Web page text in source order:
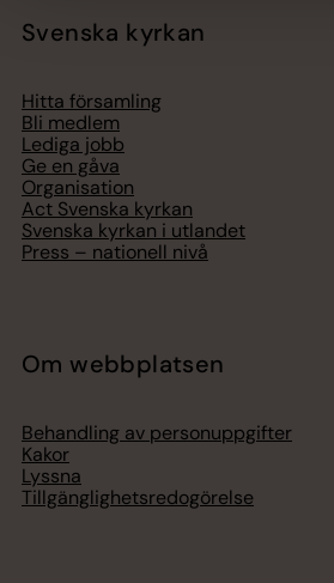
Svenska kyrkan
Hitta församling
Bli medlem
Lediga jobb
Ge en gåva
Organisation
Act Svenska kyrkan
Svenska kyrkan i utlandet
Press – nationell nivå
Om webbplatsen
Behandling av personuppgifter
Kakor
Lyssna
Tillgänglighetsredogörelse